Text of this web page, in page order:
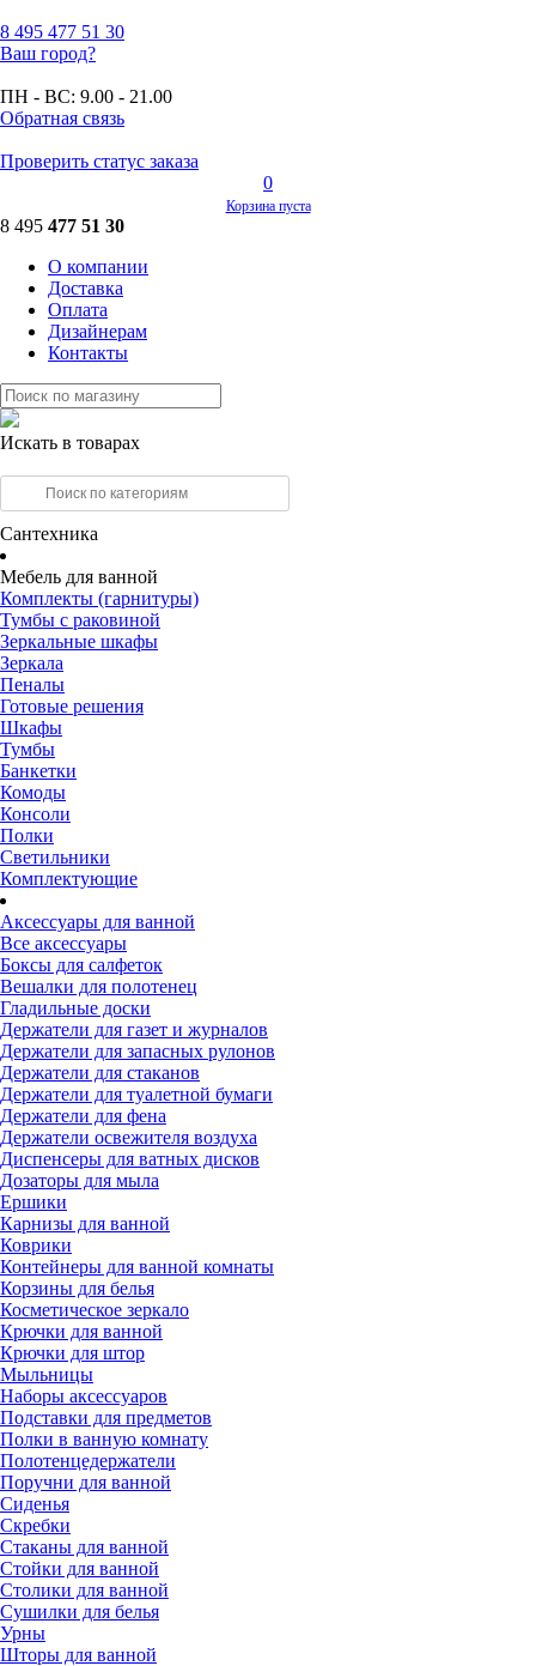
8 495 477 51 30
Ваш город?
ПН - ВС: 9.00 - 21.00
Обратная связь
Проверить статус заказа
0
Корзина пуста
8 495 477 51 30
О компании
Доставка
Оплата
Дизайнерам
Контакты
Искать в товарах
Сантехника
Мебель для ванной
Комплекты (гарнитуры)
Тумбы с раковиной
Зеркальные шкафы
Зеркала
Пеналы
Готовые решения
Шкафы
Тумбы
Банкетки
Комоды
Консоли
Полки
Светильники
Комплектующие
Аксессуары для ванной
Все аксессуары
Боксы для салфеток
Вешалки для полотенец
Гладильные доски
Держатели для газет и журналов
Держатели для запасных рулонов
Держатели для стаканов
Держатели для туалетной бумаги
Держатели для фена
Держатели освежителя воздуха
Диспенсеры для ватных дисков
Дозаторы для мыла
Ершики
Карнизы для ванной
Коврики
Контейнеры для ванной комнаты
Корзины для белья
Косметическое зеркало
Крючки для ванной
Крючки для штор
Мыльницы
Наборы аксессуаров
Подставки для предметов
Полки в ванную комнату
Полотенцедержатели
Поручни для ванной
Сиденья
Скребки
Стаканы для ванной
Стойки для ванной
Столики для ванной
Сушилки для белья
Урны
Шторы для ванной